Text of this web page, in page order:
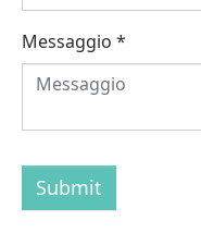
Messaggio *
Submit